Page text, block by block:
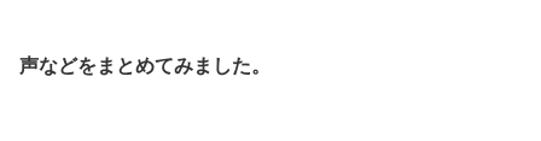
声などをまとめてみました。